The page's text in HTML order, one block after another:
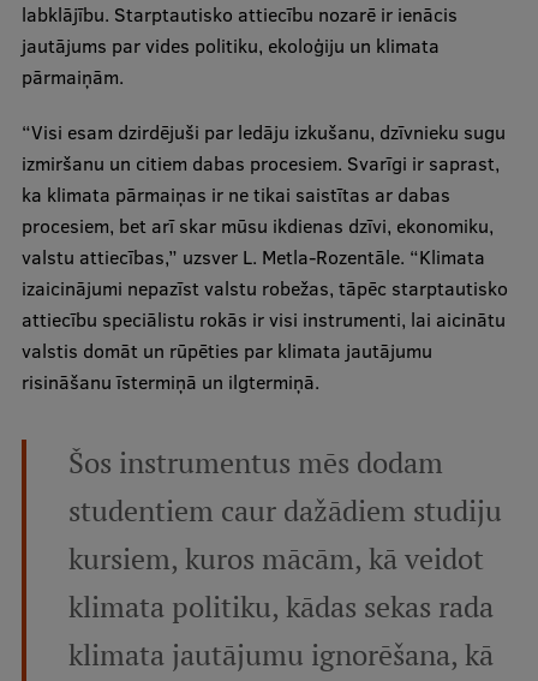
Strategy
Structure
History
Visual Identity
RSU Great Hall
Museums and exhibitions
Development and research projects
Rankings
Study and environmental accessibility
Sustainable Development Goals
Performance Data 2025
Souvenirs and books
labklājību. Starptautisko attiecību nozarē ir ienācis
jautājums par vides politiku, ekoloģiju un klimata
pārmaiņām.
“Visi esam dzirdējuši par ledāju izkušanu, dzīvnieku sugu
izmiršanu un citiem dabas procesiem. Svarīgi ir saprast,
ka klimata pārmaiņas ir ne tikai saistītas ar dabas
procesiem, bet arī skar mūsu ikdienas dzīvi, ekonomiku,
valstu attiecības,” uzsver L. Metla-Rozentāle. “Klimata
izaicinājumi nepazīst valstu robežas, tāpēc starptautisko
attiecību speciālistu rokās ir visi instrumenti, lai aicinātu
valstis domāt un rūpēties par klimata jautājumu
risināšanu īstermiņā un ilgtermiņā.
Šos instrumentus mēs dodam
studentiem caur dažādiem studiju
kursiem, kuros mācām, kā veidot
klimata politiku, kādas sekas rada
klimata jautājumu ignorēšana, kā